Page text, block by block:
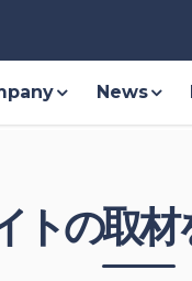
News
トの取